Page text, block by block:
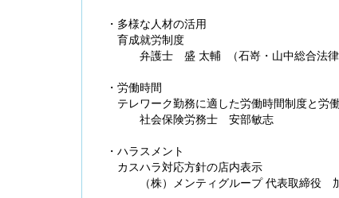
・多様な人材の活用
育成就労制度
弁護士 盛 太輔 （石嵜・山中総合法律
・労働時間
テレワーク勤務に適した労働時間制度と労
社会保険労務士 安部敏志
・ハラスメント
カスハラ対応方針の店内表示
（株）メンティグループ 代表取締役